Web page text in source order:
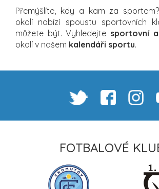
Přemýšlíte, kdy a kam za sportem?
okolí nabízí spoustu sportovních
můžete být. Vyhledejte sportovní
okolí v našem kalendáři sportu.
FOTBALOVÉ